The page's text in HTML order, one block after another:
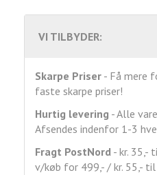
VI TILBYDER:
Skarpe Priser - Få mere
faste skarpe priser!
Hurtig levering - Alle
Afsendes indenfor 1-3
Fragt PostNord - kr. 35,-
v/køb for 499,- / kr. 55,-